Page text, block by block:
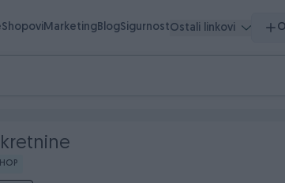
ShopoviMarketingBlogSigurnostOstali linkovi